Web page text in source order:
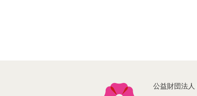
公益財団法人